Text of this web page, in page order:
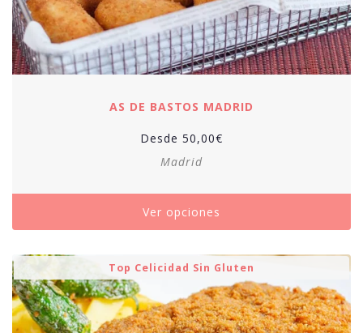
AS DE BASTOS MADRID
Desde 50,00€
Madrid
Ver opciones
Top Celicidad Sin Gluten